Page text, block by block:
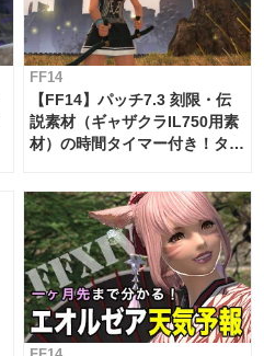
FF14
【FF14】パッチ7.3 刻限・伝
説素材（ギャザクラIL750用素
材）の時間タイマー付き！タイ